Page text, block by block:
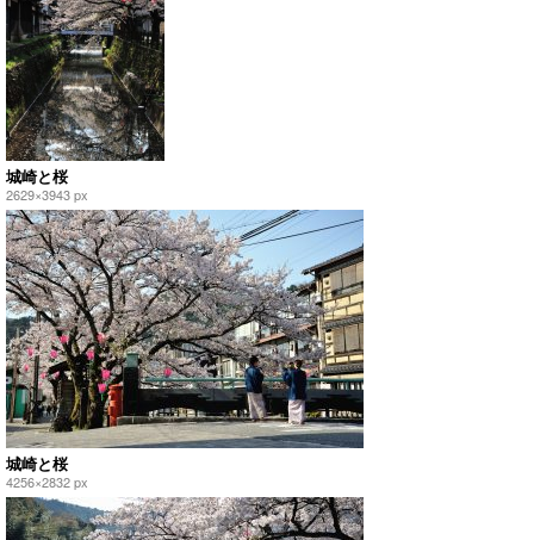
城崎と桜
2629×3943 px
城崎と桜
4256×2832 px